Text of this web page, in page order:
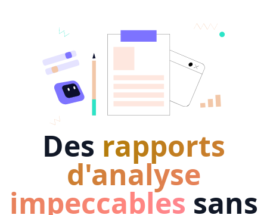
Des rapports
d'analyse
impeccables sans